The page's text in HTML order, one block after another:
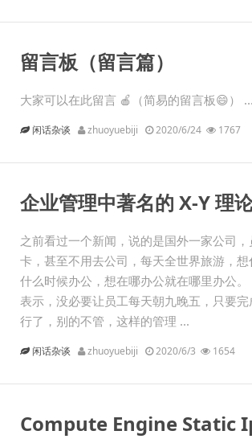
留言板（留言篇）
大家可以在此留言 🍎（简易的留言板😄） ...
闲话杂谈 zhuoyuebiji 2020/6/24 1767
企业管理中著名的 X-Y 理
之前看过一个新闻，说的是国外一家公司
卡，甚至不用去公司，每天全世界旅游，
什么时候办公，想在哪办公就在哪里办公
表示，没必要让员工每天朝九晚五，只要
行了，别的不管，这样的管理 ...
闲话杂谈 zhuoyuebiji 2020/6/3 1654
Compute Engine Static